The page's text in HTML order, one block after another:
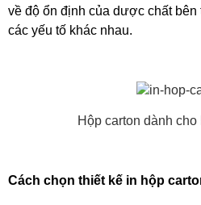
về độ ổn định của dược chất bên
các yếu tố khác nhau.
Hộp carton dành cho
Cách chọn thiết kế in hộp